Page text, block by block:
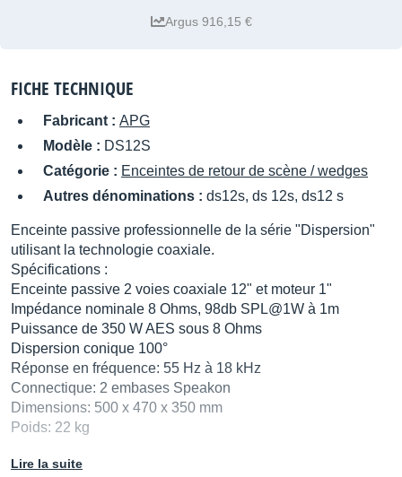
Argus 916,15 €
FICHE TECHNIQUE
Fabricant : APG
Modèle : DS12S
Catégorie : Enceintes de retour de scène / wedges
Autres dénominations : ds12s, ds 12s, ds12 s
Enceinte passive professionnelle de la série "Dispersion"
utilisant la technologie coaxiale.
Spécifications :
Enceinte passive 2 voies coaxiale 12" et moteur 1"
Impédance nominale 8 Ohms, 98db SPL@1W à 1m
Puissance de 350 W AES sous 8 Ohms
Dispersion conique 100°
Réponse en fréquence: 55 Hz à 18 kHz
Connectique: 2 embases Speakon
Dimensions: 500 x 470 x 350 mm
Poids: 22 kg
Distribué par
Lire la suite